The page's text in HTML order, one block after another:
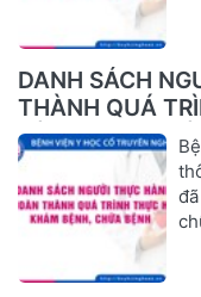
DANH SÁCH
THÀNH QUÁ
BỆNH, CHỮA